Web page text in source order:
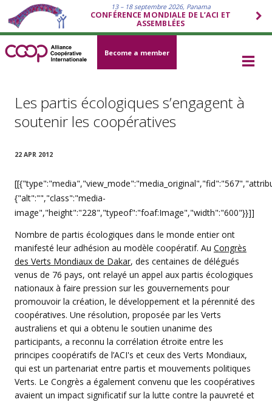
13 – 18 septembre 2026, Panama
CONFÉRENCE MONDIALE DE L’ACI ET
ASSEMBLÉES
Become a member
Les partis écologiques s’engagent à
soutenir les coopératives
22 APR 2012
{"alt":"","class":"media-
image","height":"228","typeof":"foaf:Image","width":"600"}}]]
Nombre de partis écologiques dans le monde entier ont
manifesté leur adhésion au modèle coopératif. Au Congrès
des Verts Mondiaux de Dakar, des centaines de délégués
venus de 76 pays, ont relayé un appel aux partis écologiques
nationaux à faire pression sur les gouvernements pour
promouvoir la création, le développement et la pérennité des
coopératives. Une résolution, proposée par les Verts
australiens et qui a obtenu le soutien unanime des
participants, a reconnu la corrélation étroite entre les
principes coopératifs de l’ACI's et ceux des Verts Mondiaux,
qui est un partenariat entre partis et mouvements politiques
Verts. Le Congrès a également convenu que les coopératives
avaient un impact significatif sur la lutte contre la pauvreté et